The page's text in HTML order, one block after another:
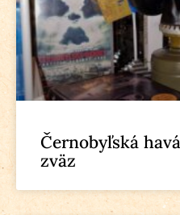
Černobyľská
zväz